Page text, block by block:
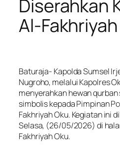
Diserahkan
Al-Fakhriyah
Baturaja- Kapolda Sumsel
Nugroho, melalui Kapolres
menyerahkan hewan
simbolis kepada Pimpinan
Fakhriyah Oku. Kegiatan ini
Selasa, (26/05/2026) di
Fakhriyah Oku.